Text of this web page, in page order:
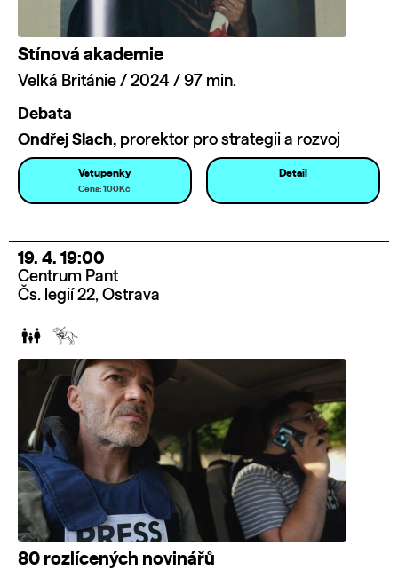
Stínová akademie
Velká Británie / 2024 / 97 min.
Debata
Ondřej Slach, prorektor pro strategii a rozvoj
Vstupenky
Cena: 100Kč
Detail
19. 4. 19:00
Centrum Pant
Čs. legií 22, Ostrava
80 rozlícených novinářů